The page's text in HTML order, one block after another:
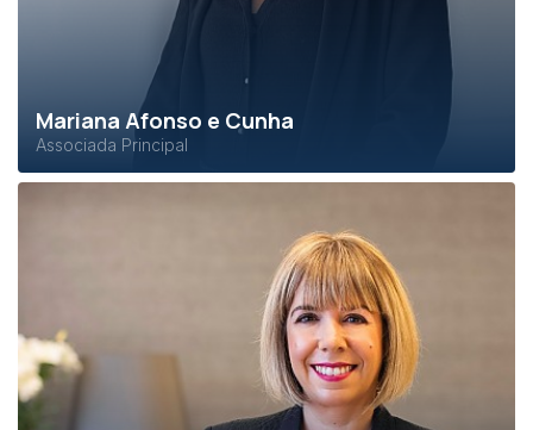
Mariana Afonso e Cunha
Associada Principal